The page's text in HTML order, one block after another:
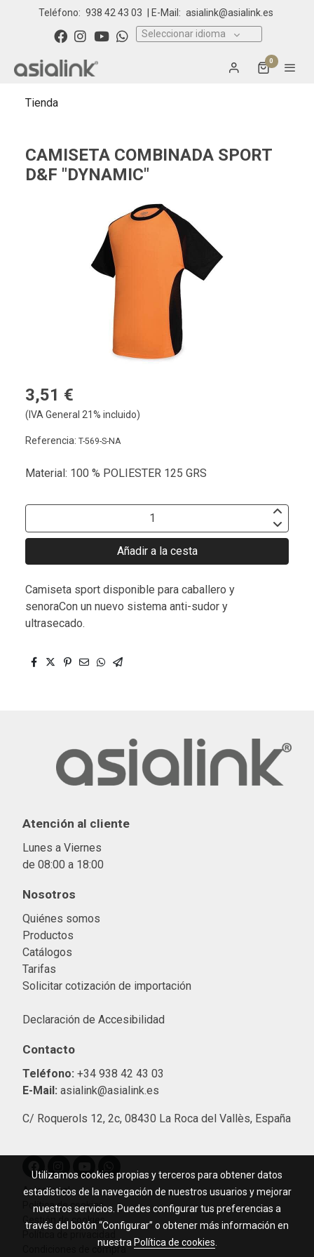
Teléfono: 938 42 43 03 | E-Mail: asialink@asialink.es
Seleccionar idioma
0
Tienda
CAMISETA COMBINADA SPORT
D&F "DYNAMIC"
3,51 €
(IVA General 21% incluido)
Referencia: T-569-S-NA
Material: 100 % POLIESTER 125 GRS
Añadir a la cesta
Camiseta sport disponible para caballero y
senoraCon un nuevo sistema anti-sudor y
ultrasecado.
Atención al cliente
Lunes a Viernes
de 08:00 a 18:00
Nosotros
Quiénes somos
Productos
Catálogos
Tarifas
Solicitar cotización de importación
Declaración de Accesibilidad
Contacto
Teléfono: +34 938 42 43 03
E-Mail: asialink@asialink.es
C/ Roquerols 12, 2c, 08430 La Roca del Vallès, España
Aviso legal
Política de cookies
Gestión de cookies
Condiciones de compra
Utilizamos cookies propias y terceros para obtener datos
estadísticos de la navegación de nuestros usuarios y mejorar
nuestros servicios. Puedes configurar tus preferencias a
través del botón “Configurar” o obtener más información en
nuestra Política de cookies